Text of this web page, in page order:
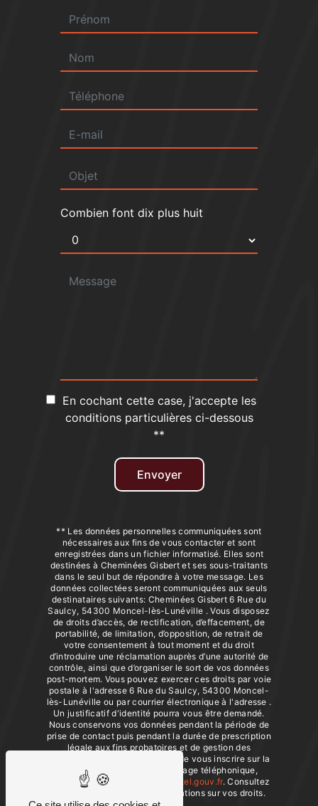
Combien font dix plus huit
En cochant cette case, j'accepte les
conditions particulières ci-dessous
**
Envoyer
** Les données personnelles communiquées sont
nécessaires aux fins de vous contacter et sont
enregistrées dans un fichier informatisé. Elles sont
destinées à Cheminées Gisbert et ses sous-traitants
dans le seul but de répondre à votre message. Les
données collectées seront communiquées aux seuls
destinataires suivants: Cheminées Gisbert 6 Rue du
Saulcy, 54300 Moncel-lès-Lunéville . Vous disposez
de droits d’accès, de rectification, d’effacement, de
portabilité, de limitation, d’opposition, de retrait de
votre consentement à tout moment et du droit
d’introduire une réclamation auprès d’une autorité de
contrôle, ainsi que d’organiser le sort de vos données
post-mortem. Vous pouvez exercer ces droits par voie
postale à l'adresse 6 Rue du Saulcy, 54300 Moncel-
lès-Lunéville ou par courrier électronique à l'adresse .
Un justificatif d'identité pourra vous être demandé.
Nous conservons vos données pendant la période de
prise de contact puis pendant la durée de prescription
légale aux fins probatoires et de gestion des
contentieux. Vous avez le droit de vous inscrire sur la
liste d'opposition au démarchage téléphonique,
disponible à cette adresse:
Bloctel.gouv.fr. Consultez
le site cnil.fr pour plus d’informations sur vos droits.